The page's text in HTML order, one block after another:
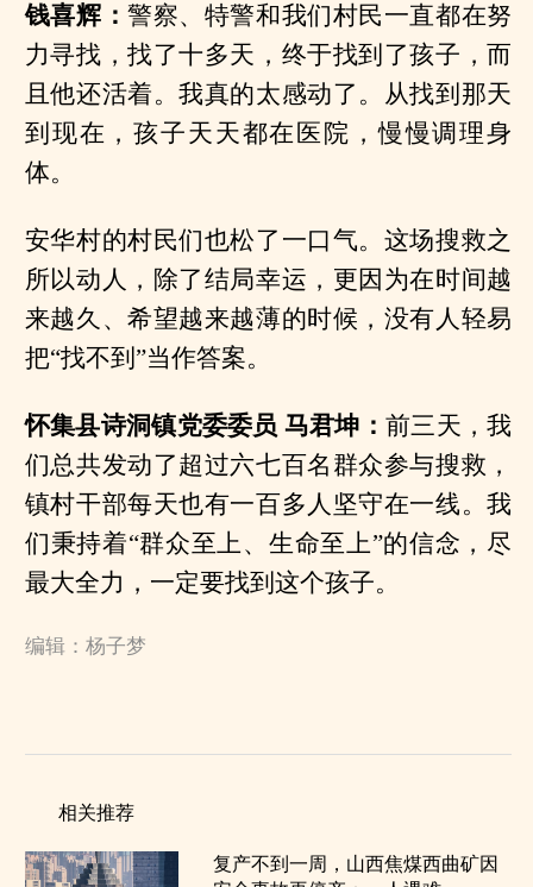
钱喜辉：警察、特警和我们村民一直都在努
力寻找，找了十多天，终于找到了孩子，而
且他还活着。我真的太感动了。从找到那天
到现在，孩子天天都在医院，慢慢调理身
体。
安华村的村民们也松了一口气。这场搜救之
所以动人，除了结局幸运，更因为在时间越
来越久、希望越来越薄的时候，没有人轻易
把“找不到”当作答案。
怀集县诗洞镇党委委员 马君坤：前三天，我
们总共发动了超过六七百名群众参与搜救，
镇村干部每天也有一百多人坚守在一线。我
们秉持着“群众至上、生命至上”的信念，尽
最大全力，一定要找到这个孩子。
编辑：杨子梦
相关推荐
复产不到一周，山西焦煤西曲矿因